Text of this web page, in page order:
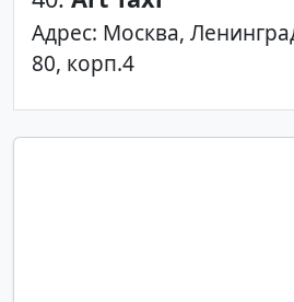
Адрес: Москва,
80, корп.4